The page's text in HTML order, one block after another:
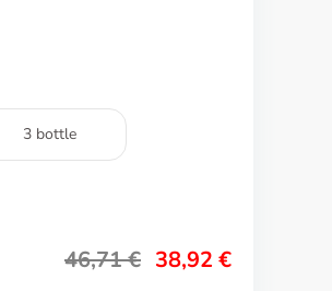
3 bottle
46,71€ 38,92 €